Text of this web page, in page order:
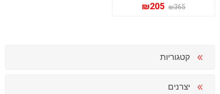
₪365
₪205
קטגוריות
יצרנים